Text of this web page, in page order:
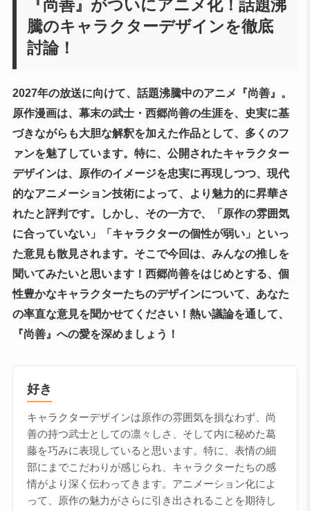
『尚善』がついにアニメ化！話題沸
騰のキャラクターデザインを徹底
討論！
2027年の放送に向けて、話題沸騰中のアニメ『尚善』。
原作漫画は、幕末の武士・西郷尚善の生涯を、史実に基
づきながらも大胆な解釈を加えた作品として、多くのフ
ァンを魅了しています。特に、公開されたキャラクター
デザインは、原作のイメージを忠実に再現しつつ、現代
的なアニメーション技術によって、より魅力的に昇華さ
れたと評判です。しかし、その一方で、「原作の雰囲気
に合っていない」「キャラクターの個性が弱い」といっ
た意見も散見されます。そこで今回は、みんなの推しを
聞いてみたいと思います！西郷尚善をはじめとする、個
性豊かなキャラクターたちのデザインについて、あなた
の率直な意見を聞かせてください！熱い議論を通して、
『尚善』への愛を深めましょう！
好き
キャラクターデザインは原作の雰囲気を損なわず、尚
善の持つ武士としての凛々しさ、そして内に秘めた葛
藤を巧みに表現していると思います。特に、表情の細
部にまでこだわりが感じられ、キャラクターたちの感
情がより深く伝わってきます。アニメーション化によ
って、原作の魅力がさらに引き出されることを期待し